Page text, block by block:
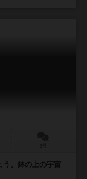
う。鉢の上の宇宙